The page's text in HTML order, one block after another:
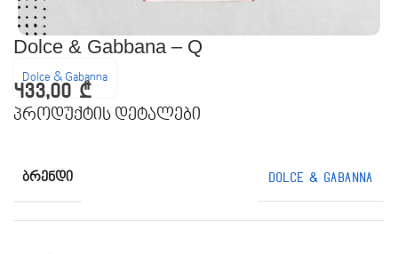
Dolce & Gabbana – Q
Dolce & Gabanna
433,00 ₾
პროდუქტის დეტალები
ᲑᲠᲔᲜᲓᲘ Dolce & Gabanna